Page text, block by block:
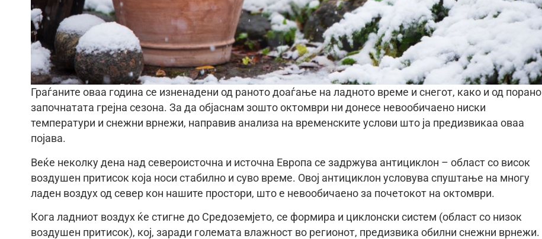
Граѓаните оваа година се изненадени од раното доаѓање на ладното време и снегот, како и од порано
започнатата грејна сезона. За да објаснам зошто октомври ни донесе невообичаено ниски
температури и снежни врнежи, направив анализа на временските услови што ја предизвикаа оваа
појава.
Веќе неколку дена над североисточна и источна Европа се задржува антициклон – област со висок
воздушен притисок која носи стабилно и суво време. Овој антициклон условува спуштање на многу
ладен воздух од север кон нашите простори, што е невообичаено за почетокот на октомври.
Кога ладниот воздух ќе стигне до Средоземјето, се формира и циклонски систем (област со низок
воздушен притисок), кој, заради големата влажност во регионот, предизвика обилни снежни врнежи.